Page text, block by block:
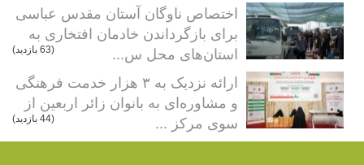
اختصاص ناوگان آستان مقدس عباسی
برای بازگرداندن خادمان افتخاری به
استان‌های محل س...
(63 بازدید)
ارائه نزدیک به ۳ هزار خدمت فرهنگی
و مشاوره‌ای به بانوان زائر اربعین از
سوی مرکز ...
(44 بازدید)